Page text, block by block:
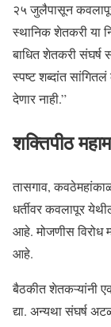
२५ जुलैपासून
स्थानिक शेतकरी या
बाधित शेतकरी संघर्ष
स्पष्ट शब्दांत
देणार नाही.”
शक्तिपीठ
तासगाव,
धर्तीवर कवलापूर
आहे. मोजणीस विरोध
आहे.
बैठकीत शेतकऱ्यांनी
द्या. अन्यथा संघर्ष